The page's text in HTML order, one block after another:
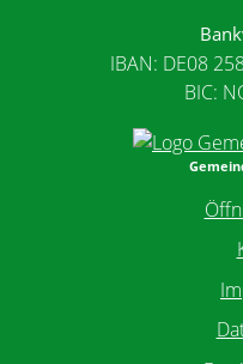
IBAN: DE08
BIC: